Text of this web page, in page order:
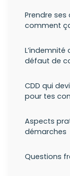
Prendre ses
comment
défaut de
CDD qui
pour tes
Aspects
démarches
Questions